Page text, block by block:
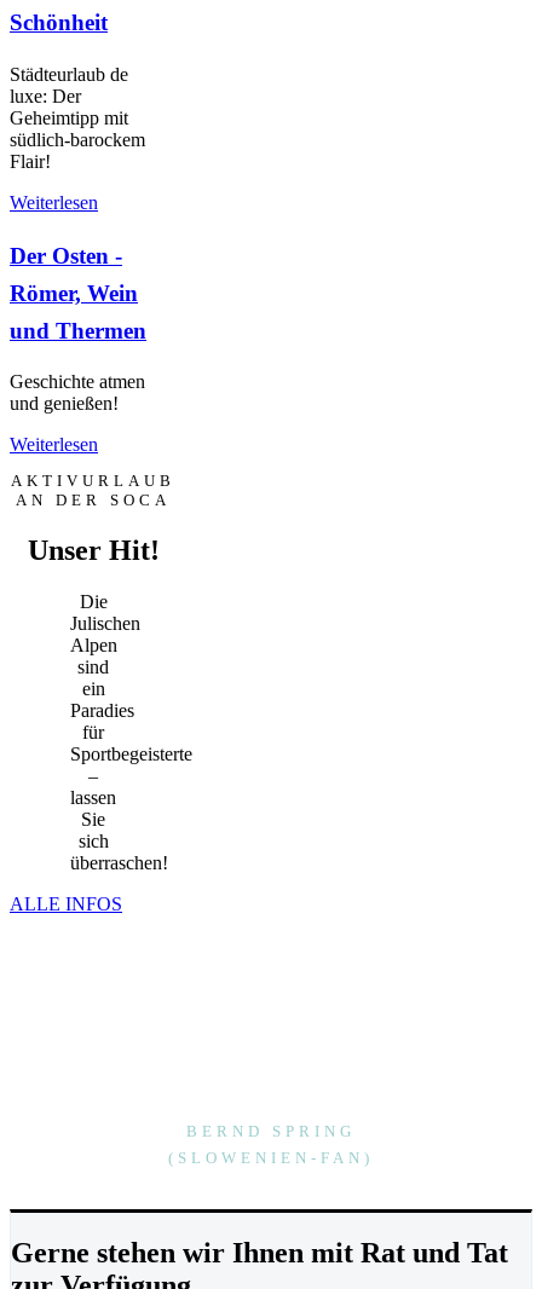
Schönheit
Städteurlaub de
luxe: Der
Geheimtipp mit
südlich-barockem
Flair!
Weiterlesen
Der Osten -
Römer, Wein
und Thermen
Geschichte atmen
und genießen!
Weiterlesen
AKTIVURLAUB
AN DER SOCA
Unser Hit!
Die
Julischen
Alpen
sind
ein
Paradies
für
Sportbegeisterte
–
lassen
Sie
sich
überraschen!
ALLE INFOS
BERND SPRING
(SLOWENIEN-FAN)
Gerne stehen wir Ihnen mit Rat und Tat